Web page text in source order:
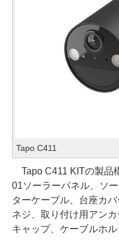
Tapo C411
Tapo C411 KITの製品
01ソーラーパネル、ソ
ターケーブル、台座カ
ネジ、取り付け用アン
キャップ、ケーブルホ